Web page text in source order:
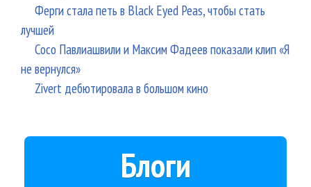
Ферги стала петь в Black Eyed Peas, чтобы стать
лучшей
Сосо Павлиашвили и Максим Фадеев показали клип «Я
не вернулся»
Zivert дебютировала в большом кино
Блоги